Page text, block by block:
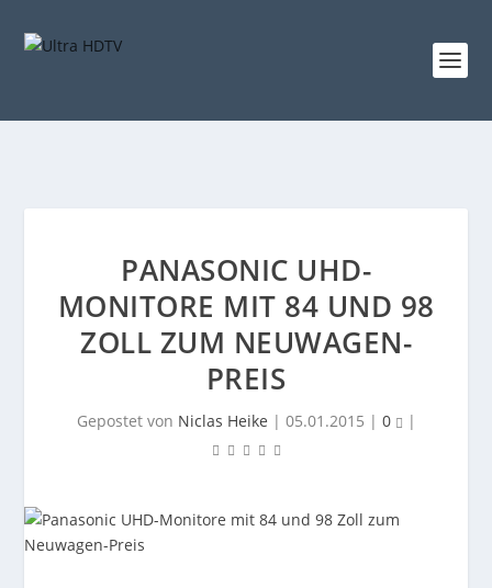
PANASONIC UHD-
MONITORE MIT 84 UND 98
ZOLL ZUM NEUWAGEN-
PREIS
Gepostet von Niclas Heike | 05.01.2015 | 0 |